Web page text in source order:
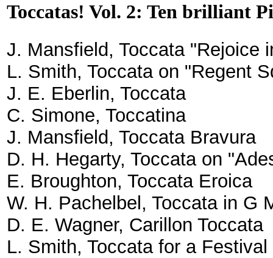
Toccatas! Vol. 2: Ten brilliant
J. Mansfield, Toccata "Rejoice
L. Smith, Toccata on "Regent
J. E. Eberlin, Toccata
C. Simone, Toccatina
J. Mansfield, Toccata Bravura
D. H. Hegarty, Toccata on
E. Broughton, Toccata Eroica
W. H. Pachelbel, Toccata in G
D. E. Wagner, Carillon Toccata
L. Smith, Toccata for a Festival